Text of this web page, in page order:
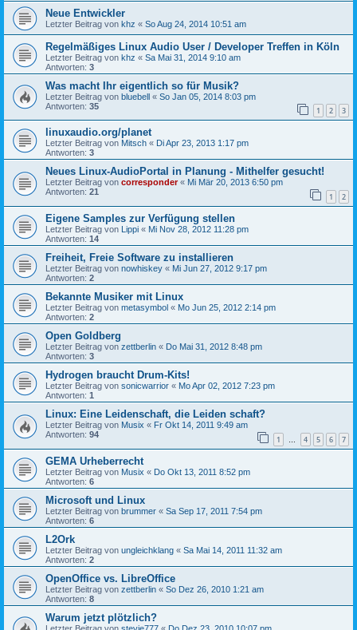
Neue Entwickler
Letzter Beitrag von khz « So Aug 24, 2014 10:51 am
Regelmäßiges Linux Audio User / Developer Treffen in Köln
Letzter Beitrag von khz « Sa Mai 31, 2014 9:10 am
Antworten: 3
Was macht Ihr eigentlich so für Musik?
Letzter Beitrag von bluebell « So Jan 05, 2014 8:03 pm
Antworten: 35 1 2 3
linuxaudio.org/planet
Letzter Beitrag von Mitsch « Di Apr 23, 2013 1:17 pm
Antworten: 3
Neues Linux-AudioPortal in Planung - Mithelfer gesucht!
Letzter Beitrag von corresponder« Mi Mär 20, 2013 6:50 pm
Antworten: 21 1 2
Eigene Samples zur Verfügung stellen
Letzter Beitrag von Lippi « Mi Nov 28, 2012 11:28 pm
Antworten: 14
Freiheit, Freie Software zu installieren
Letzter Beitrag von nowhiskey « Mi Jun 27, 2012 9:17 pm
Antworten: 2
Bekannte Musiker mit Linux
Letzter Beitrag von metasymbol « Mo Jun 25, 2012 2:14 pm
Antworten: 2
Open Goldberg
Letzter Beitrag von zettberlin « Do Mai 31, 2012 8:48 pm
Antworten: 3
Hydrogen braucht Drum-Kits!
Letzter Beitrag von sonicwarrior « Mo Apr 02, 2012 7:23 pm
Antworten: 1
Linux: Eine Leidenschaft, die Leiden schaft?
Letzter Beitrag von Musix « Fr Okt 14, 2011 9:49 am
Antworten: 94 1 … 4 5 6 7
GEMA Urheberrecht
Letzter Beitrag von Musix « Do Okt 13, 2011 8:52 pm
Antworten: 6
Microsoft und Linux
Letzter Beitrag von brummer « Sa Sep 17, 2011 7:54 pm
Antworten: 6
L2Ork
Letzter Beitrag von ungleichklang « Sa Mai 14, 2011 11:32 am
Antworten: 2
OpenOffice vs. LibreOffice
Letzter Beitrag von zettberlin « So Dez 26, 2010 1:21 am
Antworten: 8
Warum jetzt plötzlich?
Letzter Beitrag von stevie777 « Do Dez 23, 2010 10:07 pm